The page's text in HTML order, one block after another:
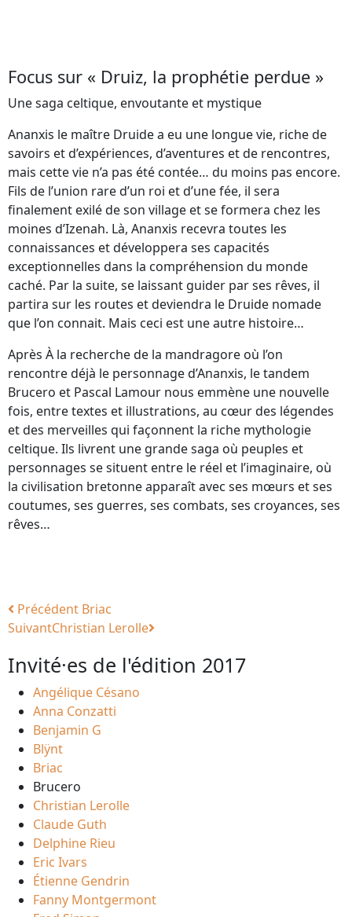
Focus sur « Druiz, la prophétie perdue »
Une saga celtique, envoutante et mystique
Ananxis le maître Druide a eu une longue vie, riche de
savoirs et d’expériences, d’aventures et de rencontres,
mais cette vie n’a pas été contée… du moins pas encore.
Fils de l’union rare d’un roi et d’une fée, il sera
finalement exilé de son village et se formera chez les
moines d’Izenah. Là, Ananxis recevra toutes les
connaissances et développera ses capacités
exceptionnelles dans la compréhension du monde
caché. Par la suite, se laissant guider par ses rêves, il
partira sur les routes et deviendra le Druide nomade
que l’on connait. Mais ceci est une autre histoire…
Après À la recherche de la mandragore où l’on
rencontre déjà le personnage d’Ananxis, le tandem
Brucero et Pascal Lamour nous emmène une nouvelle
fois, entre textes et illustrations, au cœur des légendes
et des merveilles qui façonnent la riche mythologie
celtique. Ils livrent une grande saga où peuples et
personnages se situent entre le réel et l’imaginaire, où
la civilisation bretonne apparaît avec ses mœurs et ses
coutumes, ses guerres, ses combats, ses croyances, ses
rêves…
Précédent Briac
SuivantChristian Lerolle
Invité·es de l'édition 2017
Angélique Césano
Anna Conzatti
Benjamin G
Blÿnt
Briac
Brucero
Christian Lerolle
Claude Guth
Delphine Rieu
Eric Ivars
Étienne Gendrin
Fanny Montgermont